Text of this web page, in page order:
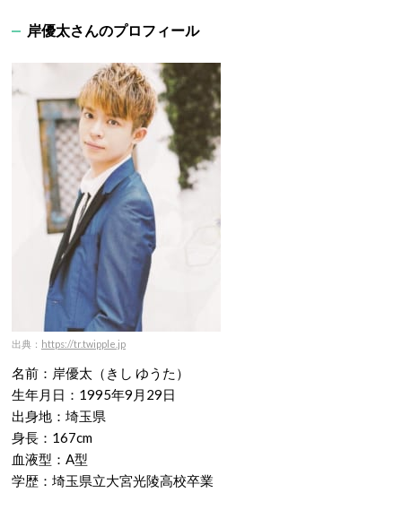
岸優太さんのプロフィール
出典： https://tr.twipple.jp
名前：岸優太（きし ゆうた）
生年月日：1995年9月29日
出身地：埼玉県
身長：167cm
血液型：A型
学歴：埼玉県立大宮光陵高校卒業